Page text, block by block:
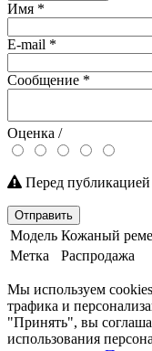
Имя *
E-mail *
Сообщение *
Оценка /
Перед
Отправить
Модель Кожаный
Метка
Распродажа
Мы используем
трафика и
"Принять", вы
использования